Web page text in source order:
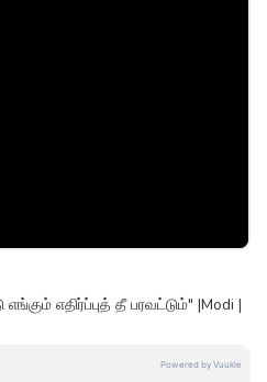
எதிர்ப்புத் தீ பரவட்டும்" |Modi |